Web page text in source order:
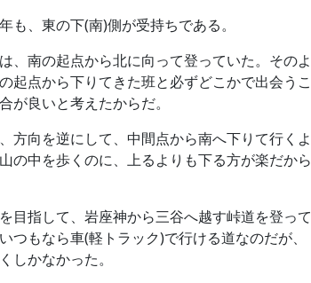
も、東の下(南)側が受持ちである。
、南の起点から北に向って登っていた。そのよ
起点から下りてきた班と必ずどこかで出会うこ
が良いと考えたからだ。
方向を逆にして、中間点から南へ下りて行くよ
の中を歩くのに、上るよりも下る方が楽だから
目指して、岩座神から三谷へ越す峠道を登って
つもなら車(軽トラック)で行ける道なのだが、
しかなかった。